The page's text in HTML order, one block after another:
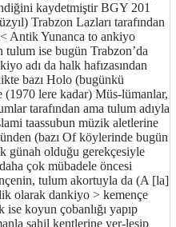
kaydetmiştir BGY 201
Trabzon Lazları tarafından
Antik Yunanca to ankiyo
tulum ise bugün Trabzon’da
adı da halk hafızasından
bazı Holo (bugünkü
lere kadar) Müs-lümanlar,
tarafından ama tulum adıyla
taassubun müzik aletlerine
(bazı Of köylerinde bugün
günah olduğu gerekçesiyle
çok mübadele öncesi
tulum akortuyla da (A [la]
olarak dankiyo > kemençe
koyun çobanlığı yapıp
sahil kentlerine yer-leşip